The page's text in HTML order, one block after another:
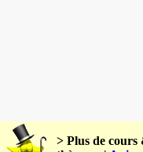
> Plus de cours